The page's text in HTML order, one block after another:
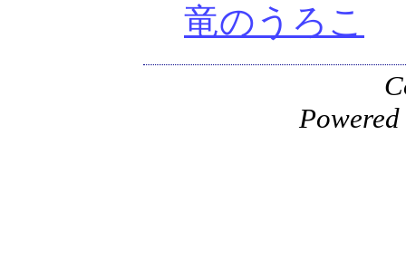
竜のうろこ